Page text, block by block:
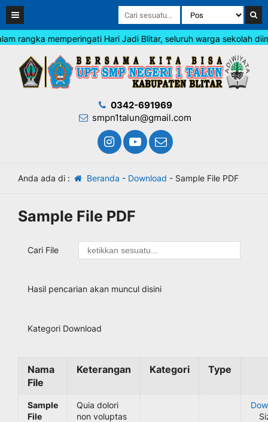
rangka memperingati Hari Jadi Blitar, seluruh warga sekolah
0342-691969
smpn1talun@gmail.com
Anda ada di : Beranda - Download - Sample File PDF
Sample File PDF
Cari File
Hasil pencarian akan muncul disini
Kategori Download
Nama
File
Keterangan Kategori Type
Sample
File
Quia dolori
non voluptas